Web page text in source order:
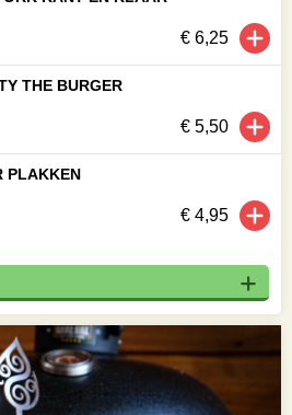
€ 6,25
THE BURGER
€ 5,50
PLAKKEN
€ 4,95